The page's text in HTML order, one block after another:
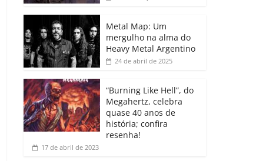
o
k
p a
ro
o
m
til
h
ar
Metal Map: Um
mergulho na alma do
Heavy Metal Argentino
24 de abril de 2025
“Burning Like Hell”, do
Megahertz, celebra
quase 40 anos de
história; confira
resenha!
17 de abril de 2023